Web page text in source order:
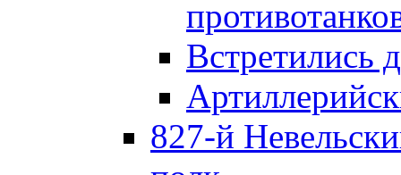
Встретились
827-й